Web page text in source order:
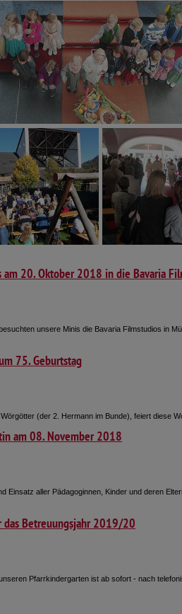
20. Oktober 2018 in die Bavaria
unsere Minis die Bavaria Filmstudios in
75. Geburtstag
(der 2. Hermann im Bunde), feiert diese
am 08. November 2018
Einsatz aller Pädagoginnen, Kinder und deren
das Betreuungsjahr 2019/20
Pfarrkindergarten ist ab sofort - nach